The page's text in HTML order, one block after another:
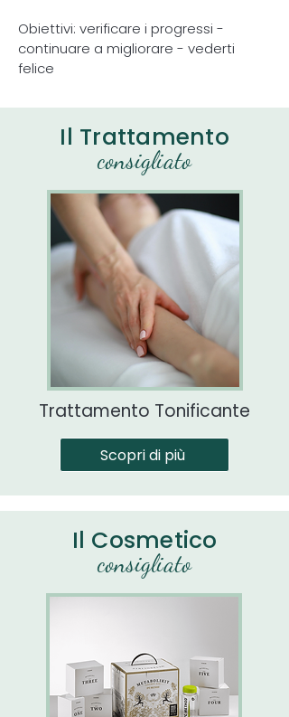
Obiettivi: verificare i progressi -
continuare a migliorare - vederti
felice
Il Trattamento
consigliato
Trattamento Tonificante
Scopri di più
Il Cosmetico
consigliato